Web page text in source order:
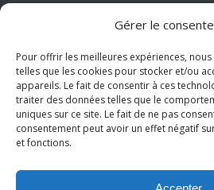
Gérer le
Pour offrir les meilleures expériences,
telles que les cookies pour stocker et/ou
appareils. Le fait de consentir à ces
traiter des données telles que le
uniques sur ce site. Le fait de ne pas
consentement peut avoir un effet négatif
et fonctions.
MATÉRIELS & ASSISTANCE
Installation, dépannage,
sécurité informatique,
services, internet… Pour garantir
intervenons sur un
proximité.